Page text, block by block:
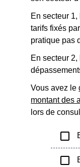
En secteur
tarifs fixés
pratique pas
En secteur
Vous avez le
montant des
lors de
check_box_outline_blank
check_box_outline_blank